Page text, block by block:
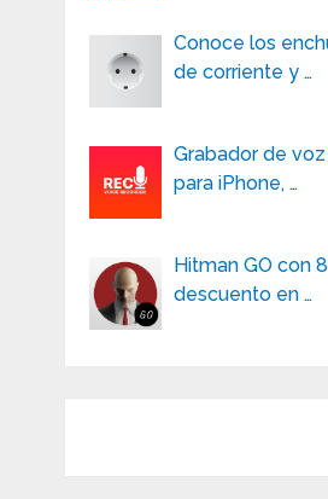
Conoce los
de corriente y …
Grabador de
para iPhone, …
Hitman GO con
descuento en …